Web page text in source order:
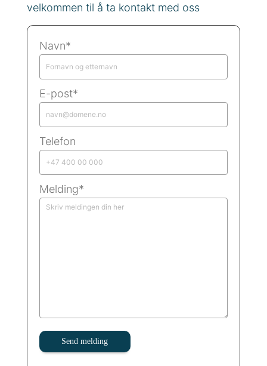
velkommen til å ta kontakt med oss
Navn*
E-post*
Telefon
Melding*